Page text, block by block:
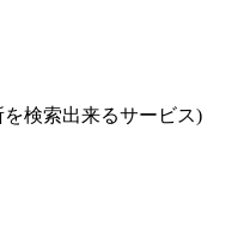
検索出来るサービス)